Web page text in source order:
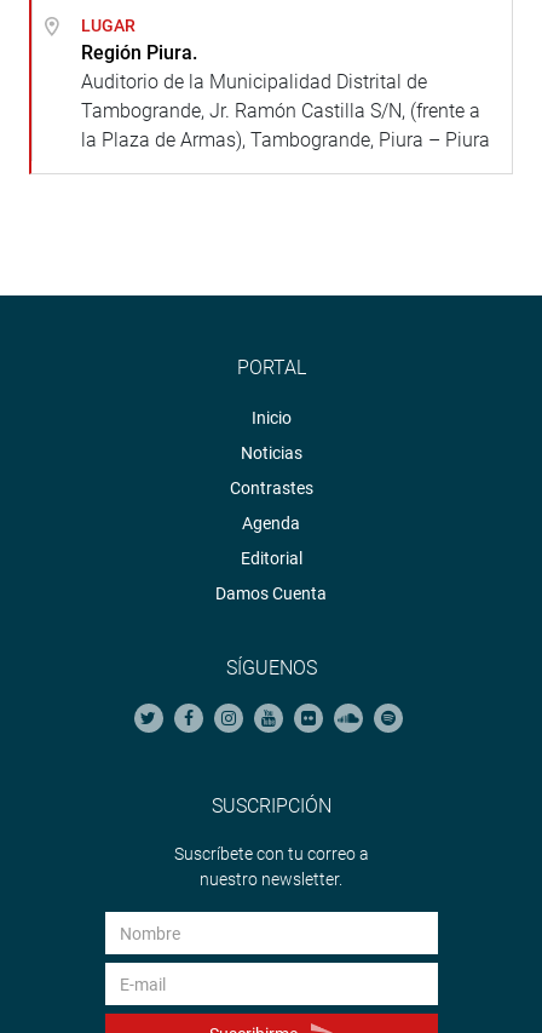
LUGAR
Región Piura.
Auditorio de la Municipalidad Distrital de
Tambogrande, Jr. Ramón Castilla S/N, (frente a
la Plaza de Armas), Tambogrande, Piura – Piura
PORTAL
Inicio
Noticias
Contrastes
Agenda
Editorial
Damos Cuenta
SÍGUENOS
SUSCRIPCIÓN
Suscríbete con tu correo a
nuestro newsletter.